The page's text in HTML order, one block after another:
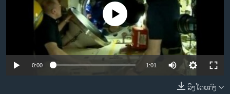
ອິດສະຫຼະພາບດ້ານການຂ່າວ
ຊີວິດຊາວລາວ
ຊຸມຊົນຊາວລາວ
ວິທະຍາສາດ-ເທັກໂນໂລຈີ
No media source currently available
0:00 1:01
ລິງໂດຍກົງ